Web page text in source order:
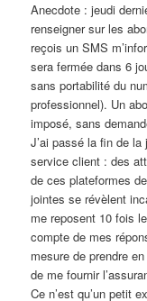
Anecdote : jeudi
renseigner sur les
reçois un SMS
sera fermée dans 6
sans portabilité du
professionnel). Un
imposé, sans
J’ai passé la fin de
service client : des
de ces plateformes
jointes se révèlent
me reposent 10 fois
compte de mes
mesure de prendre
de me fournir
Ce n’est qu’un petit